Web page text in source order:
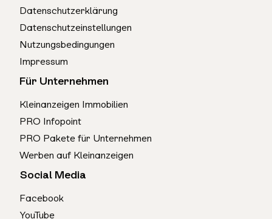
Datenschutzerklärung
Datenschutzeinstellungen
Nutzungsbedingungen
Impressum
Für Unternehmen
Kleinanzeigen Immobilien
PRO Infopoint
PRO Pakete für Unternehmen
Werben auf Kleinanzeigen
Social Media
Facebook
YouTube